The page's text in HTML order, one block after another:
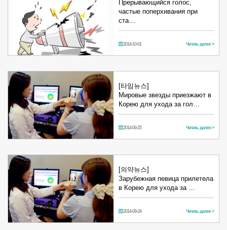
Прерывающийся голос,
частые поперхивания при
ста…
2014-10-01 Читать далее >
[타임뉴스]
Мировые звезды приезжают в
Корею для ухода за гол…
2014-09-25 Читать далее >
[의약뉴스]
Зарубежная певица прилетела
в Корею для ухода за …
2014-09-24 Читать далее >